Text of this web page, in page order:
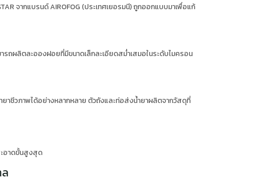
จากแบรนด์ AIROFOG (ประเทศเยอรมนี) ถูกออกแบบมาเพื่อแก้
ถผลิตละอองฝอยที่มีขนาดเล็กละเอียดสม่ำเสมอในระดับไมครอน
ยาชีวภาพได้อย่างหลากหลาย ตัวถังและท่อส่งน้ำยาผลิตจากวัสดุที่
อาดขั้นสูงสุด